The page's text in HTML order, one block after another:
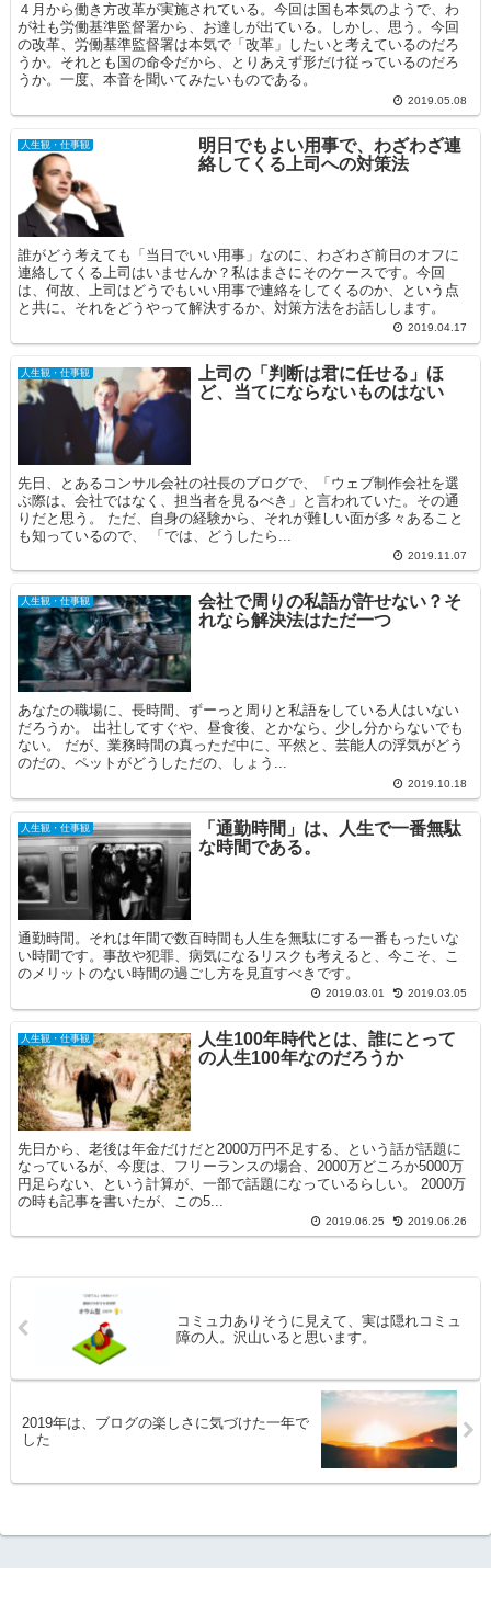
４月から働き方改革が実施されている。今回は国も本気のようで、わ
が社も労働基準監督署から、お達しが出ている。しかし、思う。今回
の改革、労働基準監督署は本気で「改革」したいと考えているのだろ
うか。それとも国の命令だから、とりあえず形だけ従っているのだろ
うか。一度、本音を聞いてみたいものである。
2019.05.08
人生観・仕事観
明日でもよい用事で、わざわざ連
絡してくる上司への対策法
誰がどう考えても「当日でいい用事」なのに、わざわざ前日のオフに
連絡してくる上司はいませんか？私はまさにそのケースです。今回
は、何故、上司はどうでもいい用事で連絡をしてくるのか、という点
と共に、それをどうやって解決するか、対策方法をお話しします。
2019.04.17
人生観・仕事観
上司の「判断は君に任せる」ほ
ど、当てにならないものはない
先日、とあるコンサル会社の社長のブログで、「ウェブ制作会社を選
ぶ際は、会社ではなく、担当者を見るべき」と言われていた。その通
りだと思う。 ただ、自身の経験から、それが難しい面が多々あること
も知っているので、 「では、どうしたら...
2019.11.07
人生観・仕事観
会社で周りの私語が許せない？そ
れなら解決法はただ一つ
あなたの職場に、長時間、ずーっと周りと私語をしている人はいない
だろうか。 出社してすぐや、昼食後、とかなら、少し分からないでも
ない。 だが、業務時間の真っただ中に、平然と、芸能人の浮気がどう
のだの、ペットがどうしただの、しょう...
2019.10.18
人生観・仕事観
「通勤時間」は、人生で一番無駄
な時間である。
通勤時間。それは年間で数百時間も人生を無駄にする一番もったいな
い時間です。事故や犯罪、病気になるリスクも考えると、今こそ、こ
のメリットのない時間の過ごし方を見直すべきです。
2019.03.01 2019.03.05
人生観・仕事観
人生100年時代とは、誰にとって
の人生100年なのだろうか
先日から、老後は年金だけだと2000万円不足する、という話が話題に
なっているが、今度は、フリーランスの場合、2000万どころか5000万
円足らない、という計算が、一部で話題になっているらしい。 2000万
の時も記事を書いたが、この5...
2019.06.25 2019.06.26
コミュ力ありそうに見えて、実は隠れコミュ
障の人。沢山いると思います。
2019年は、ブログの楽しさに気づけた一年で
した